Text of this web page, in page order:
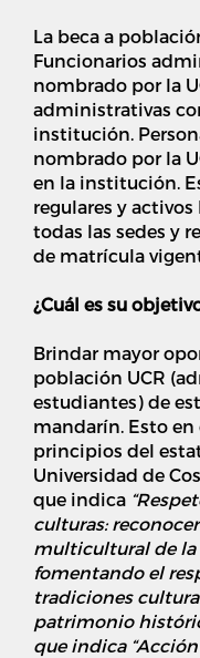
La beca a
Funcionarios
nombrado por la
administrativas
institución.
nombrado por la
en la institución.
regulares y
todas las sedes y
de matrícula
¿Cuál es su
Brindar mayor
población UCR
estudiantes) de
mandarín. Esto
principios del
Universidad de
que indica
culturas:
multicultural de la
fomentando el
tradiciones
patrimonio
que indica